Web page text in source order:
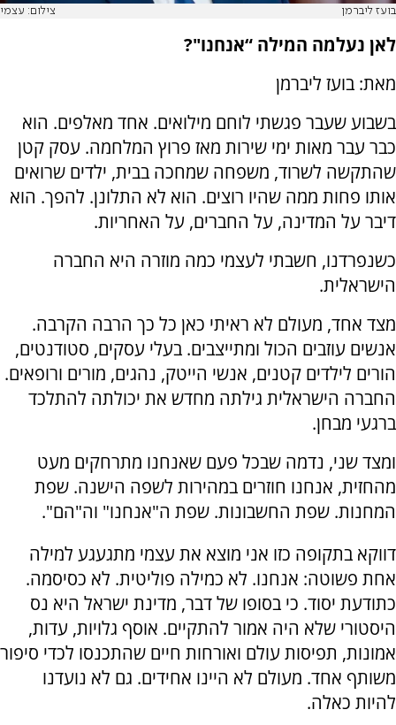
בועז ליברמן צילום: עצמי
לאן נעלמה המילה “אנחנו"?
מאת: בועז ליברמן
בשבוע שעבר פגשתי לוחם מילואים. אחד מאלפים. הוא
כבר עבר מאות ימי שירות מאז פרוץ המלחמה. עסק קטן
שהתקשה לשרוד, משפחה שמחכה בבית, ילדים שרואים
אותו פחות ממה שהיו רוצים. הוא לא התלונן. להפך. הוא
דיבר על המדינה, על החברים, על האחריות.
כשנפרדנו, חשבתי לעצמי כמה מוזרה היא החברה
הישראלית.
מצד אחד, מעולם לא ראיתי כאן כל כך הרבה הקרבה.
אנשים עוזבים הכול ומתייצבים. בעלי עסקים, סטודנטים,
הורים לילדים קטנים, אנשי הייטק, נהגים, מורים ורופאים.
החברה הישראלית גילתה מחדש את יכולתה להתלכד
ברגעי מבחן.
ומצד שני, נדמה שבכל פעם שאנחנו מתרחקים מעט
מהחזית, אנחנו חוזרים במהירות לשפה הישנה. שפת
המחנות. שפת החשבונות. שפת ה"אנחנו" וה"הם".
דווקא בתקופה כזו אני מוצא את עצמי מתגעגע למילה
אחת פשוטה: אנחנו. לא כמילה פוליטית. לא כסיסמה.
כתודעת יסוד. כי בסופו של דבר, מדינת ישראל היא נס
היסטורי שלא היה אמור להתקיים. אוסף גלויות, עדות,
אמונות, תפיסות עולם ואורחות חיים שהתכנסו לכדי סיפור
משותף אחד. מעולם לא היינו אחידים. גם לא נועדנו
להיות כאלה.